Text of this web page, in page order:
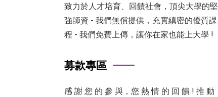
致力於人才培育、回饋社會，頂尖大學的堅
強師資 - 我們無償提供，充實縝密的優質課
程 - 我們免費上傳，讓你在家也能上大學 !
募款專區
感 謝 您 的 參 與，您 熱 情 的 回 饋 ! 推 動